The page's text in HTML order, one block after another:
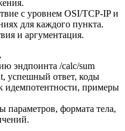
с уровнем OSI/TCP-IP и
для каждого пункта.
и аргументация.
эндпоинта /calc/sum
успешный ответ, коды
идемпотентности, примеры
параметров, формата тела,